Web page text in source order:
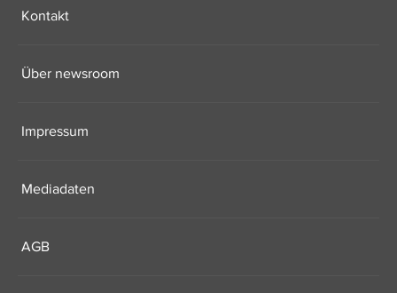
Kontakt
Über newsroom
Impressum
Mediadaten
AGB